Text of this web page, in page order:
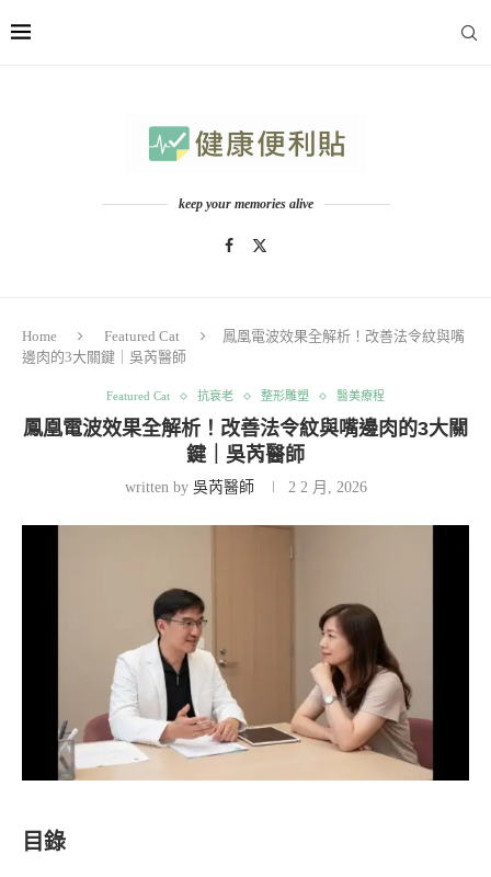
keep your memories alive
Home Featured Cat
鳳凰電波效果全解析！改善法令紋與嘴
邊肉的3大關鍵｜吳芮醫師
Featured Cat 抗衰老 整形雕塑 醫美療程
鳳凰電波效果全解析！改善法令紋與嘴邊肉的3大關
鍵｜吳芮醫師
written by 吳芮醫師 2 2 月, 2026
目錄